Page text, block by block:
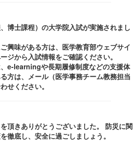
博士課程）の大学院入試が実施されまし
興味がある方は、医学教育部ウェブサイ
ジから入試情報をご確認ください。
e-learningや長期履修制度などの支援体
方は、メール（医学事務チーム教務担当
せください。
頂きありがとうございました。 防災に関
徹底し、安全に過ごしましょう。